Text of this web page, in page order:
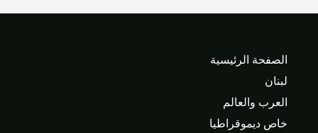
الصفحة الرئيسية
لبنان
العرب والعالم
خاص ديموقراطيا